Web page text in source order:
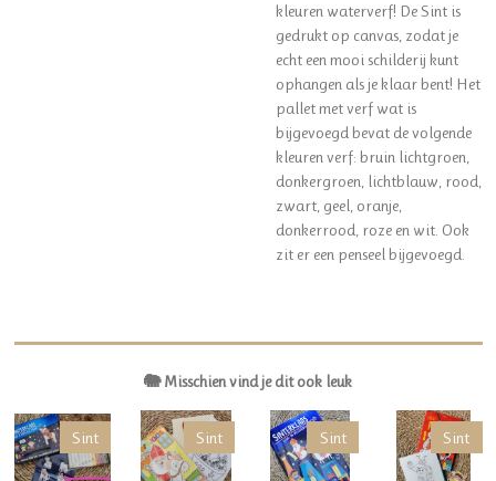
kleuren waterverf! De Sint is
gedrukt op canvas, zodat je
echt een mooi schilderij kunt
ophangen als je klaar bent! Het
pallet met verf wat is
bijgevoegd bevat de volgende
kleuren verf: bruin lichtgroen,
donkergroen, lichtblauw, rood,
zwart, geel, oranje,
donkerrood, roze en wit. Ook
zit er een penseel bijgevoegd.
🐘 Misschien vind je dit ook leuk
Sint Sint Sint Sint